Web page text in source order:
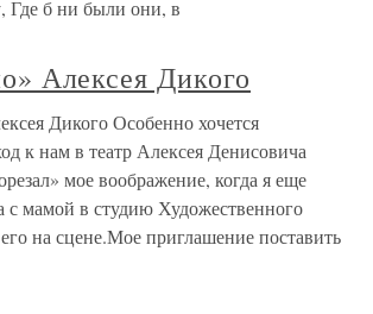
Где б ни были они, в
Алексея Дикого
Дикого Особенно хочется
к нам в театр Алексея Денисовича
мое воображение, когда я еще
с мамой в студию Художественного
на сцене.Мое приглашение поставить